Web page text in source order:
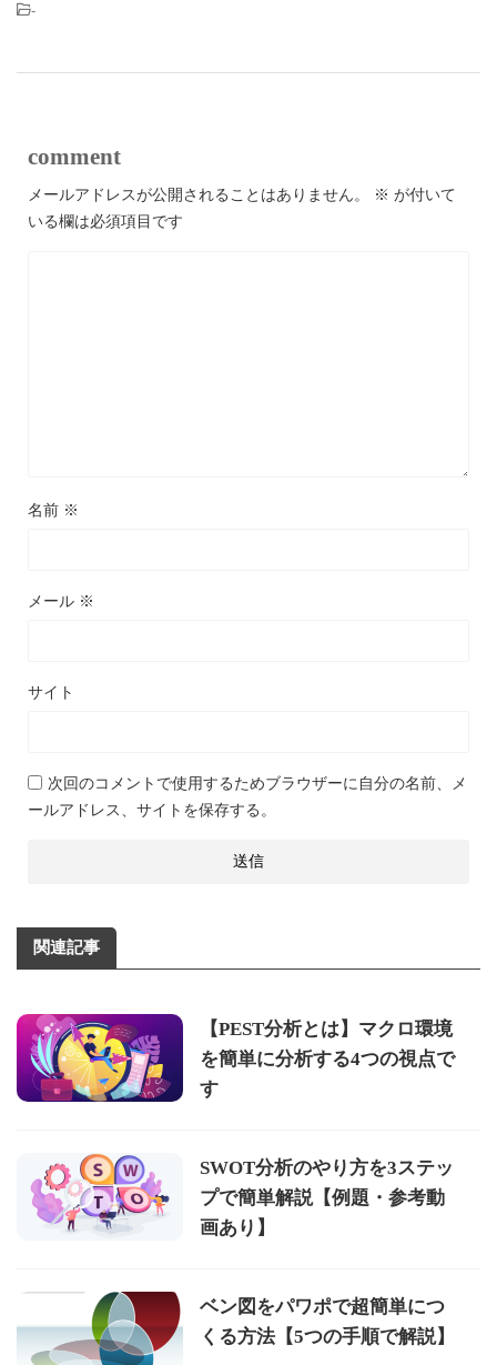
-
comment
メールアドレスが公開されることはありません。 ※ が付いて
いる欄は必須項目です
名前 ※
メール ※
サイト
次回のコメントで使用するためブラウザーに自分の名前、メ
ールアドレス、サイトを保存する。
関連記事
【PEST分析とは】マクロ環境
を簡単に分析する4つの視点で
す
SWOT分析のやり方を3ステッ
プで簡単解説【例題・参考動
画あり】
ベン図をパワポで超簡単につ
くる方法【5つの手順で解説】